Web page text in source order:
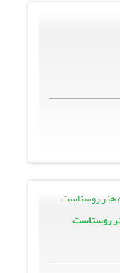
روستاست